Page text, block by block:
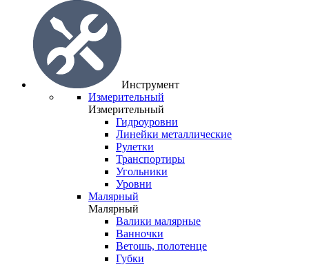
Инструмент
Измерительный
Измерительный
Гидроуровни
Линейки металлические
Рулетки
Транспортиры
Угольники
Уровни
Малярный
Малярный
Валики малярные
Ванночки
Ветошь, полотенце
Губки